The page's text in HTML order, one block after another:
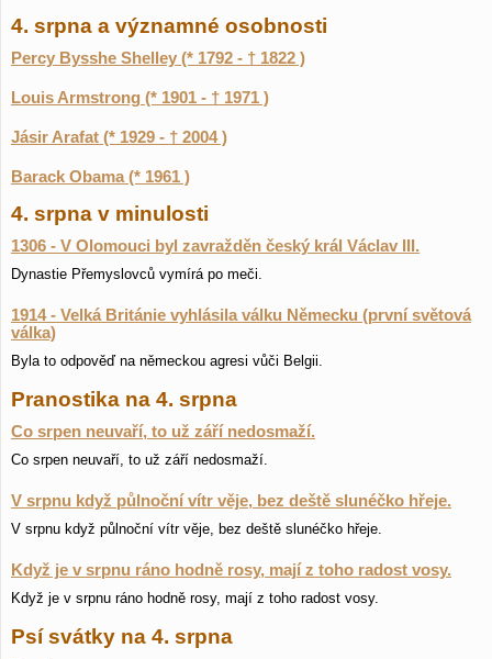
4. srpna a významné osobnosti
Percy Bysshe Shelley (* 1792 - † 1822 )
Louis Armstrong (* 1901 - † 1971 )
Jásir Arafat (* 1929 - † 2004 )
Barack Obama (* 1961 )
4. srpna v minulosti
1306 - V Olomouci byl zavražděn český král Václav III.
Dynastie Přemyslovců vymírá po meči.
1914 - Velká Británie vyhlásila válku Německu (první světová
válka)
Byla to odpověď na německou agresi vůči Belgii.
Pranostika na 4. srpna
Co srpen neuvaří, to už září nedosmaží.
Co srpen neuvaří, to už září nedosmaží.
V srpnu když půlnoční vítr věje, bez deště slunéčko hřeje.
V srpnu když půlnoční vítr věje, bez deště slunéčko hřeje.
Když je v srpnu ráno hodně rosy, mají z toho radost vosy.
Když je v srpnu ráno hodně rosy, mají z toho radost vosy.
Psí svátky na 4. srpna